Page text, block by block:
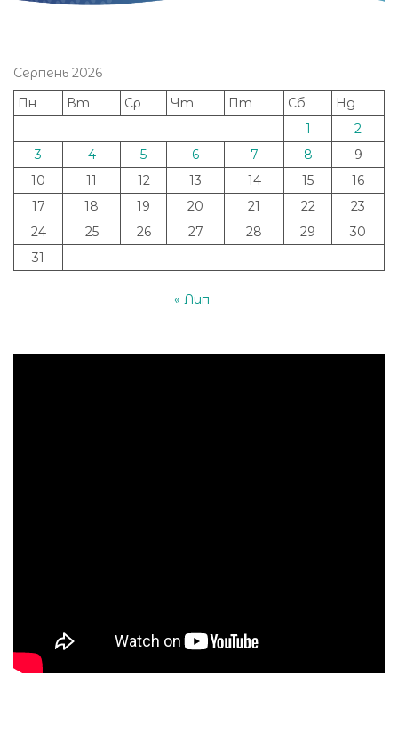
Серпень 2026
Пн
Вт Ср Чт Пт Сб
Нд
1
2
3
4 5 6 7 8
9
10
11 12 13 14 15
16
17
18 19 20 21 22
23
24
25 26 27 28 29
30
31
« Лип